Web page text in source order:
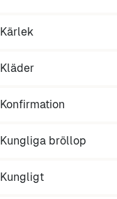
Kärlek
Kläder
Konfirmation
Kungliga bröllop
Kungligt